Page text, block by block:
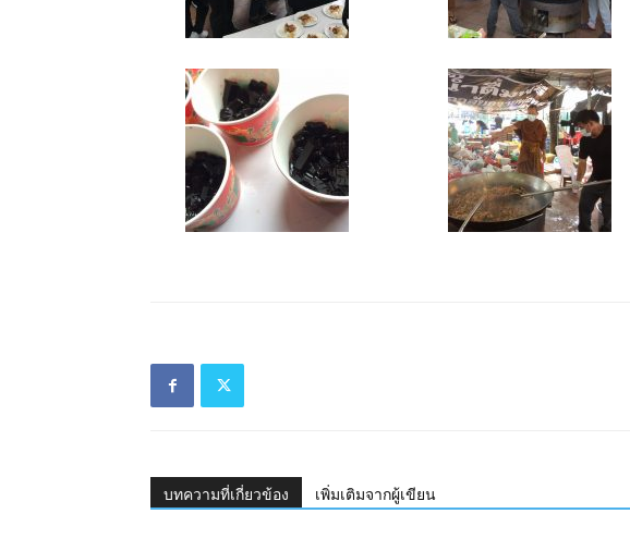
บทความที่เกี่ยวข้อง เพิ่มเติมจากผู้เขียน